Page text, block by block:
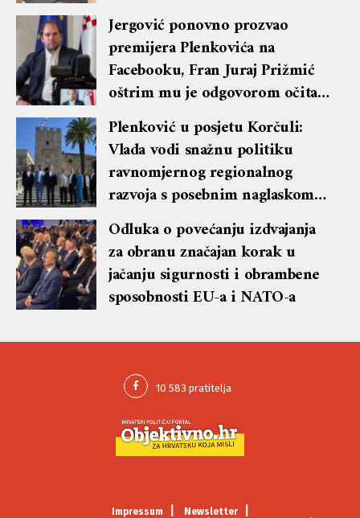
Jergović ponovno prozvao
premijera Plenkovića na
Facebooku, Fran Juraj Prižmić
oštrim mu je odgovorom očitao
lekciju te dobio blok i brisanje
komentara
Plenković u posjetu Korčuli:
Vlada vodi snažnu politiku
ravnomjernog regionalnog
razvoja s posebnim naglaskom
na otoke
Odluka o povećanju izdvajanja
za obranu značajan korak u
jačanju sigurnosti i obrambene
sposobnosti EU-a i NATO-a
Impressum Newsletter